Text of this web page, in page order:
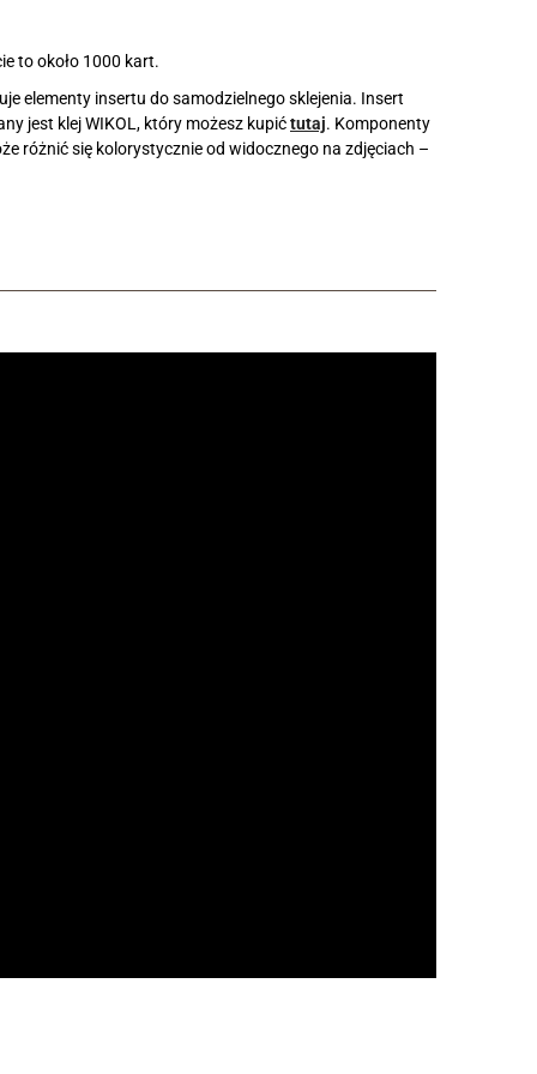
to około 1000 kart.
elementy insertu do samodzielnego sklejenia. Insert
jest klej WIKOL, który możesz kupićtutaj. Komponenty
różnić się kolorystycznie od widocznego na zdjęciach –